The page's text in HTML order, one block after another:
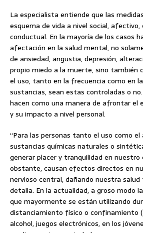
La especialista entiende que las
esquema de vida a nivel social, afectivo,
conductual. En la mayoría de los casos
afectación en la salud mental, no
de ansiedad, angustia, depresión,
propio miedo a la muerte, sino también
el uso, tanto en la frecuencia como en
sustancias, sean estas controladas o
hacen como una manera de afrontar el
y su impacto a nivel personal.
“Para las personas tanto el uso como
sustancias químicas naturales o
generar placer y tranquilidad en nuestro
obstante, causan efectos directos en
nervioso central, dañando nuestra
detalla. En la actualidad, a groso modo
que mayormente se están utilizando
distanciamiento físico o confinamiento
alcohol, juegos electrónicos, en los